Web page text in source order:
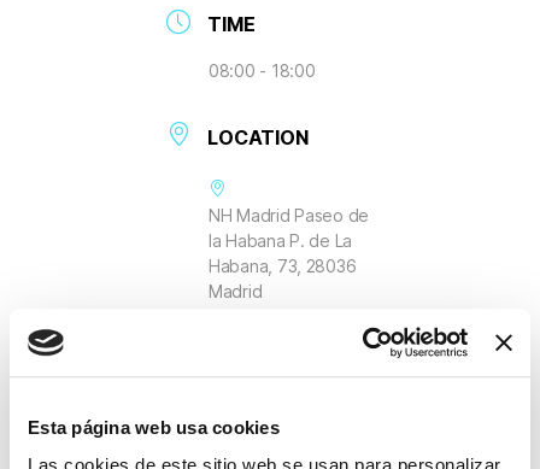
Esta página web usa cookies
TIME
08:00 - 18:00
LOCATION
NH Madrid Paseo de
la Habana P. de La
Habana, 73, 28036
Madrid